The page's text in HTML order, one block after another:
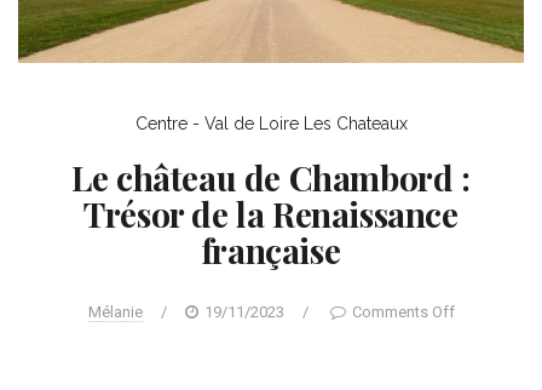
Centre - Val de Loire Les Chateaux
Le château de Chambord :
Trésor de la Renaissance
française
Mélanie / 19/11/2023 / Comments Off